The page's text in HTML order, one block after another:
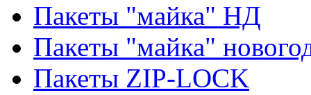
Пакеты "майка" НД
Пакеты "майка"
Пакеты ZIP-LOCK